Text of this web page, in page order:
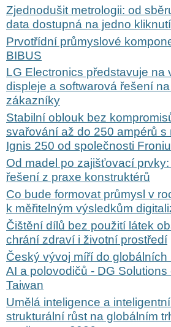
Zjednodušit metrologii: od
data dostupná na jedno kliknutí
Prvotřídní průmyslové
BIBUS
LG Electronics představuje na
displeje a softwarová řešení
zákazníky
Stabilní oblouk bez
svařování až do 250 ampérů s
Ignis 250 od společnosti
Od madel po zajišťovací
řešení z praxe konstruktérů
Co bude formovat průmysl v
k měřitelným výsledkům
Čištění dílů bez použití látek
chrání zdraví i životní prostředí
Český vývoj míří do globálních
AI a polovodičů - DG
Taiwan
Umělá inteligence a
strukturální růst na globálním